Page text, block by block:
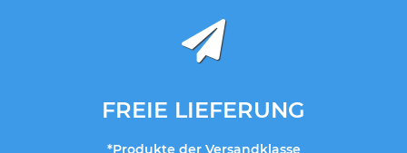
FREIE LIEFERUNG
*Produkte der Versandklasse